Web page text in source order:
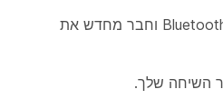
מחק את כל חיבורי ה-Bluetooth וחבר מחדש את
השיחה שלך.